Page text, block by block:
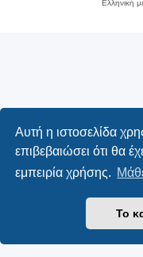
Αυτή η ιστοσελίδα
επιβεβαιώσει ότι θα
εμπειρία χρήσης.
Το
Ελληνική